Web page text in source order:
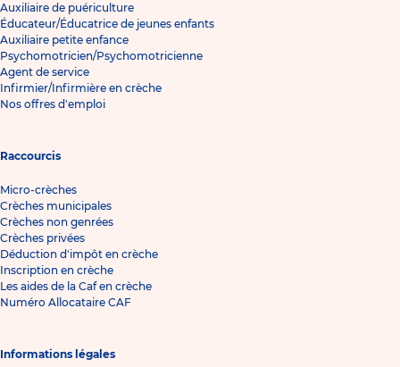
Auxiliaire de puériculture
Éducateur/Éducatrice de jeunes enfants
Auxiliaire petite enfance
Psychomotricien/Psychomotricienne
Agent de service
Infirmier/Infirmière en crèche
Nos offres d'emploi
Raccourcis
Micro-crèches
Crèches municipales
Crèches non genrées
Crèches privées
Déduction d'impôt en crèche
Inscription en crèche
Les aides de la Caf en crèche
Numéro Allocataire CAF
Informations légales